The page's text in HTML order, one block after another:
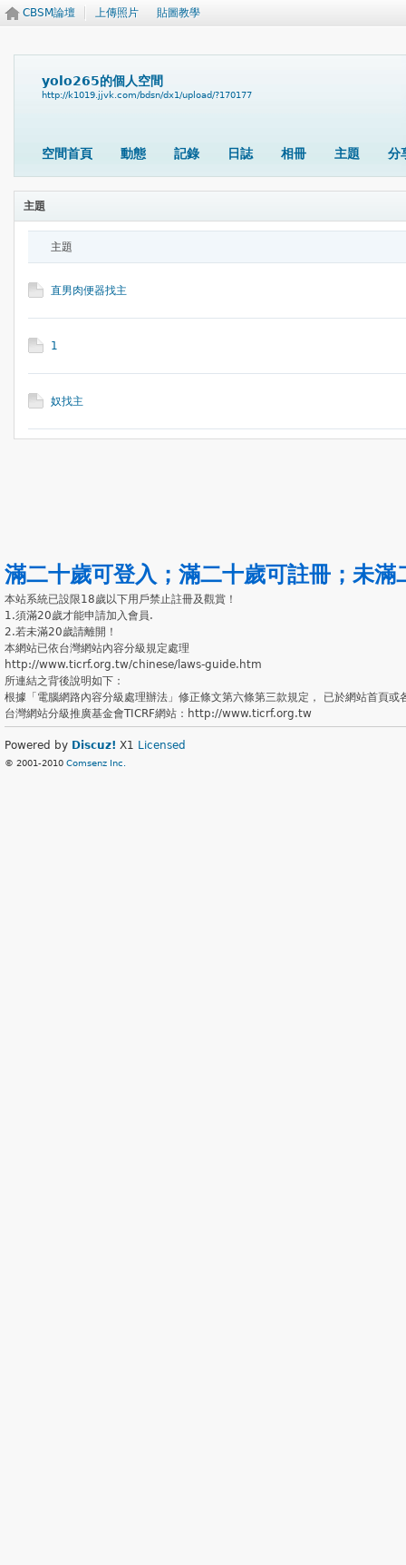
CBSM論壇 上傳照片 貼圖教學
yolo265的個人空間
http://k1019.jjvk.com/bdsn/dx1/upload/?170177
空間首頁 動態 記錄 日誌 相冊 主題 分
主題
主題
直男肉便器找主
1
奴找主
滿二十歲可登入 ； 滿二十歲可註冊 ； 未滿
本站系統已設限18歲以下用戶禁止註冊及觀賞！
1.須滿20歲才能申請加入會員.
2.若未滿20歲請離開！
本網站已依台灣網站內容分級規定處理
http://www.ticrf.org.tw/chinese/laws-guide.htm
所連結之背後說明如下：
根據「電腦網路內容分級處理辦法」修正條文第六條第三款規定， 已於網站首頁
台灣網站分級推廣基金會TICRF網站：http://www.ticrf.org.tw
Powered by Discuz! X1 Licensed
© 2001-2010 Comsenz Inc.